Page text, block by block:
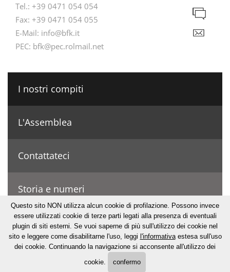
Tel.: +39 0471 054 054
Fax: +39 0471 054 055
E-Mail: info@bfk.it
PEC: bfk@pec.rolmail.net
I nostri compiti
L'Assemblea
Contattateci
Storia e numeri
© Bonifizierungskonsortium
· Credits · Privacy · Cookie · Mappa del sito · UID:
IT80000230211
Questo sito NON utilizza alcun cookie di profilazione. Possono invece
essere utilizzati cookie di terze parti legati alla presenza di eventuali
plugin di siti esterni. Se vuoi saperne di più sull'utilizzo dei cookie nel
sito e leggere come disabilitarne l'uso, leggi l'informativaestesa sull'uso
dei cookie. Continuando la navigazione si acconsente all'utilizzo dei
cookie.
confermo